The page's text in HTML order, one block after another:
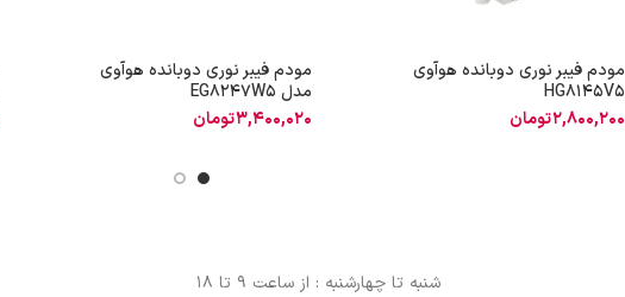
مودم فیبر نوری دوبانده هوآوی
HG8145V5
2,800,200تومان
مودم فیبر نوری دوبانده هوآوی
مدل EG8247W5
3,400,020تومان
شنبه تا چهارشنبه : از ساعت 9 تا 18